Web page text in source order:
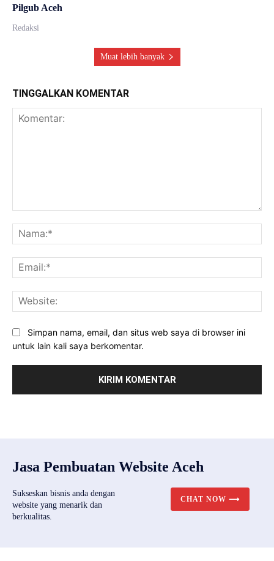
Pilgub Aceh
Redaksi
Muat lebih banyak
TINGGALKAN KOMENTAR
Simpan nama, email, dan situs web saya di browser ini
untuk lain kali saya berkomentar.
Jasa Pembuatan Website Aceh
Sukseskan bisnis anda dengan
website yang menarik dan
berkualitas.
CHAT NOW ⟶